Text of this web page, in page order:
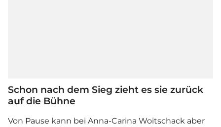
Schon nach dem Sieg zieht es sie zurück
auf die Bühne
Von Pause kann bei Anna-Carina Woitschack aber